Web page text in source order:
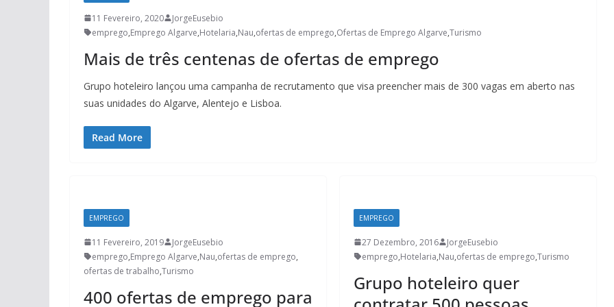
11 Fevereiro, 2020
JorgeEusebio
emprego,Emprego Algarve,Hotelaria,Nau,ofertas de emprego,Ofertas de Emprego Algarve,Turismo
Mais de três centenas de ofertas de emprego
Grupo hoteleiro lançou uma campanha de recrutamento que visa preencher mais de 300 vagas em aberto nas
suas unidades do Algarve, Alentejo e Lisboa.
Read More
EMPREGO
11 Fevereiro, 2019
JorgeEusebio
emprego,Emprego Algarve,Nau,ofertas de emprego,
ofertas de trabalho,Turismo
400 ofertas de emprego para
EMPREGO
27 Dezembro, 2016
JorgeEusebio
emprego,Hotelaria,Nau,ofertas de emprego,Turismo
Grupo hoteleiro quer